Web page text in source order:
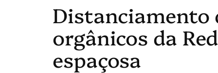
Distanciamento
orgânicos da
espaçosa